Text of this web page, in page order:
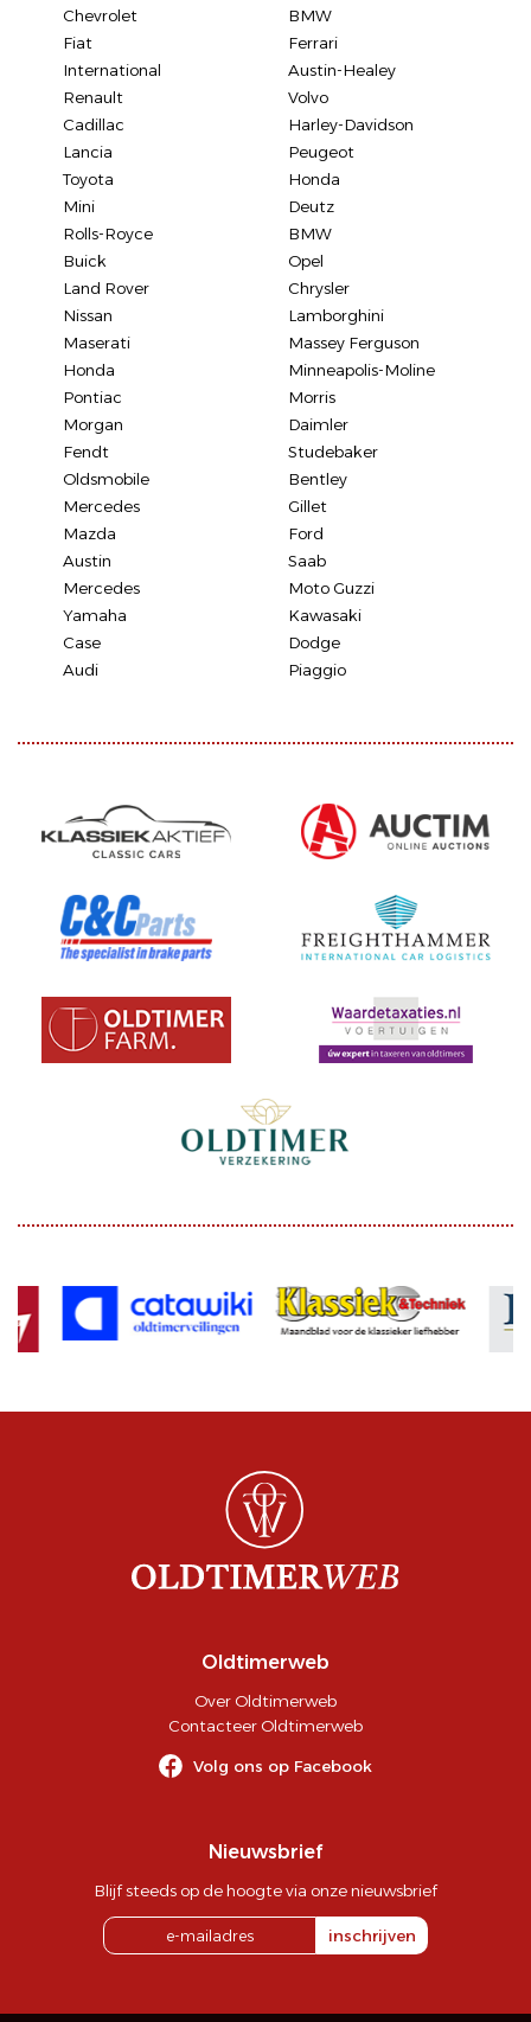
Chevrolet
BMW
Fiat
Ferrari
International
Austin-Healey
Renault
Volvo
Cadillac
Harley-Davidson
Lancia
Peugeot
Toyota
Honda
Mini
Deutz
Rolls-Royce
BMW
Buick
Opel
Land Rover
Chrysler
Nissan
Lamborghini
Maserati
Massey Ferguson
Honda
Minneapolis-Moline
Pontiac
Morris
Morgan
Daimler
Fendt
Studebaker
Oldsmobile
Bentley
Mercedes
Gillet
Mazda
Ford
Austin
Saab
Mercedes
Moto Guzzi
Yamaha
Kawasaki
Case
Dodge
Audi
Piaggio
Oldtimerweb
Over Oldtimerweb
Contacteer Oldtimerweb
Volg ons op Facebook
Nieuwsbrief
Blijf steeds op de hoogte via onze nieuwsbrief
inschrijven